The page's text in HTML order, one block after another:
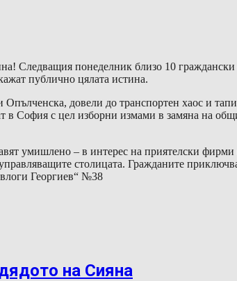
Следващия понеделник близо 10
публично цялата истина.
довели до транспортен хаос и
в София с цел изборни измами в замяна на
умишлено – в интерес на приятелски
столицата. Гражданите
Георгиев“ №38
на Сияна